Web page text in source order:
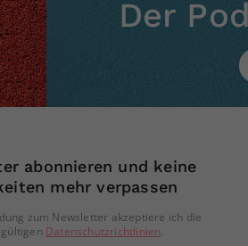
Der
abonnieren und keine
mehr verpassen
zum Newsletter akzeptiere ich die
Datenschutzrichtlinien.